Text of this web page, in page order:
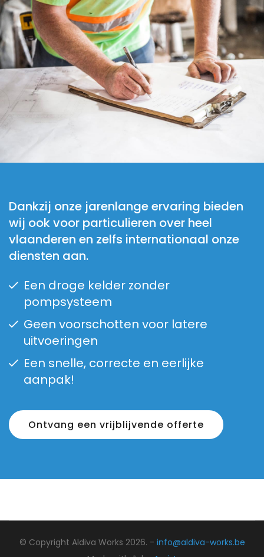
Dankzij onze jarenlange ervaring bieden
wij ook voor particulieren over heel
vlaanderen en zelfs internationaal onze
diensten aan.
Een droge kelder zonder
pompsysteem
Geen voorschotten voor latere
uitvoeringen
Een snelle, correcte en eerlijke
aanpak!
Ontvang een vrijblijvende offerte
© Copyright Aldiva Works 2026. - info@aldiva-works.be